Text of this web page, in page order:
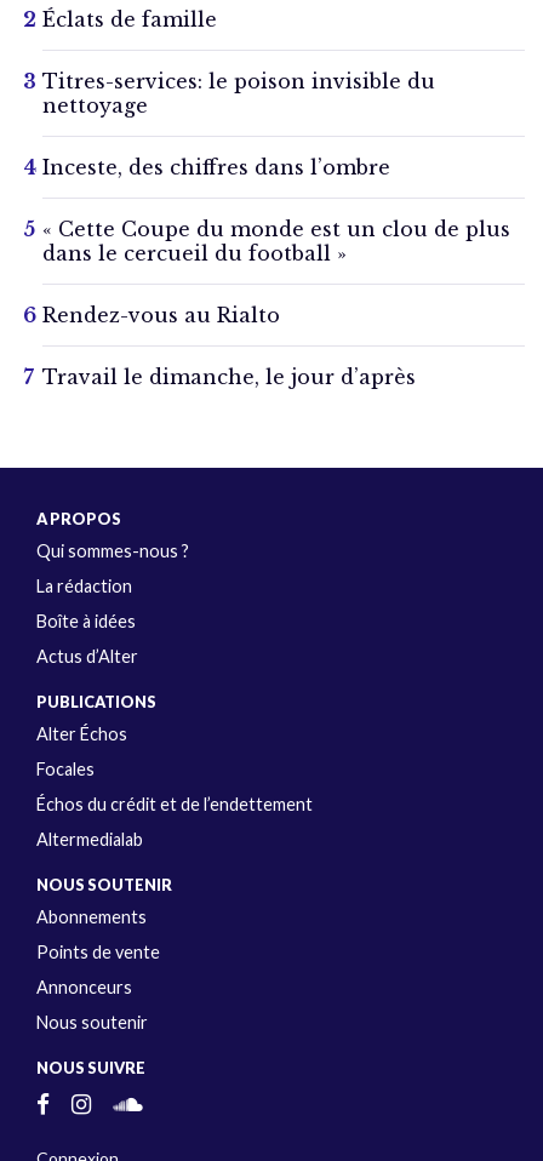
Éclats de famille
Titres-services: le poison invisible du
nettoyage
Inceste, des chiffres dans l’ombre
« Cette Coupe du monde est un clou de plus
dans le cercueil du football »
Rendez-vous au Rialto
Travail le dimanche, le jour d’après
A PROPOS
Qui sommes-nous ?
La rédaction
Boîte à idées
Actus d’Alter
PUBLICATIONS
Alter Échos
Focales
Échos du crédit et de l’endettement
Altermedialab
NOUS SOUTENIR
Abonnements
Points de vente
Annonceurs
Nous soutenir
NOUS SUIVRE